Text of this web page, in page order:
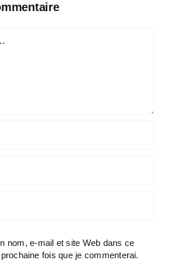
nom, e-mail et site Web dans ce
fois que je commenterai.